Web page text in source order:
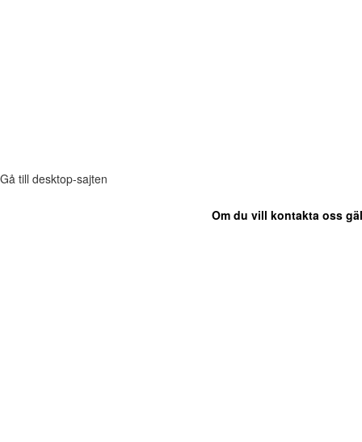
Gå till desktop-sajten
Om du vill kontakta oss